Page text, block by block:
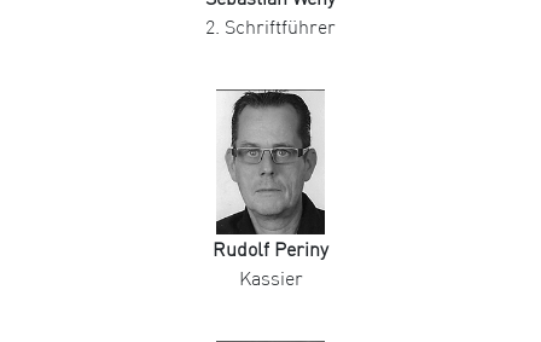
2. Schriftführer
Rudolf Periny
Kassier